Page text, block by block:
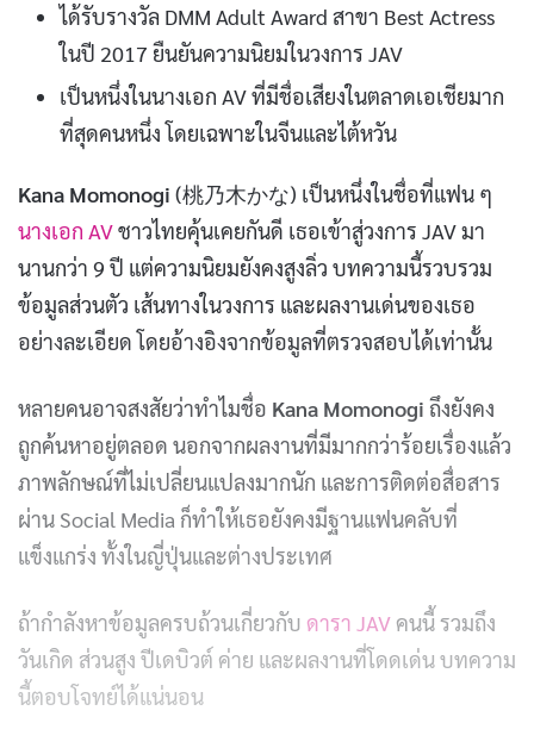
ได้รับรางวัล DMM Adult Award สาขา Best Actress
ในปี 2017 ยืนยันความนิยมในวงการ JAV
เป็นหนึ่งในนางเอก AV ที่มีชื่อเสียงในตลาดเอเชียมาก
ที่สุดคนหนึ่ง โดยเฉพาะในจีนและไต้หวัน
Kana Momonogi (桃乃木かな) เป็นหนึ่งในชื่อที่แฟน ๆ
นางเอก AVชาวไทยคุ้นเคยกันดี เธอเข้าสู่วงการ JAV มา
นานกว่า 9 ปี แต่ความนิยมยังคงสูงลิ่ว บทความนี้รวบรวม
ข้อมูลส่วนตัว เส้นทางในวงการ และผลงานเด่นของเธอ
อย่างละเอียด โดยอ้างอิงจากข้อมูลที่ตรวจสอบได้เท่านั้น
หลายคนอาจสงสัยว่าทำไมชื่อ Kana Momonogi ถึงยังคง
ถูกค้นหาอยู่ตลอด นอกจากผลงานที่มีมากกว่าร้อยเรื่องแล้ว
ภาพลักษณ์ที่ไม่เปลี่ยนแปลงมากนัก และการติดต่อสื่อสาร
ผ่าน Social Media ก็ทำให้เธอยังคงมีฐานแฟนคลับที่
แข็งแกร่ง ทั้งในญี่ปุ่นและต่างประเทศ
ถ้ากำลังหาข้อมูลครบถ้วนเกี่ยวกับ ดารา JAV คนนี้ รวมถึง
วันเกิด ส่วนสูง ปีเดบิวต์ ค่าย และผลงานที่โดดเด่น บทความ
นี้ตอบโจทย์ได้แน่นอน